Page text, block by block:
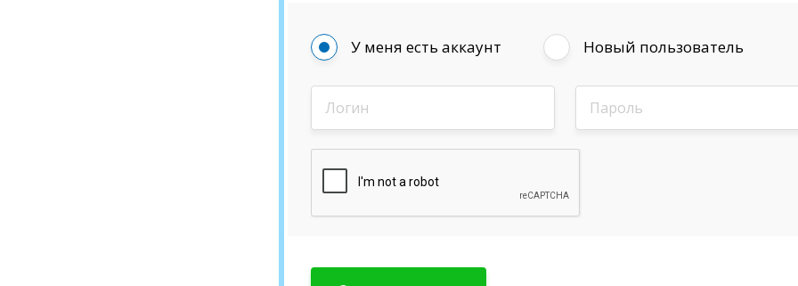
У меня есть аккаунт Новый пользователь